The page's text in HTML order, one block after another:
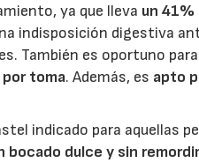
ya que lleva un
indisposición digestiva
También es oportuno
por toma. Además, es apto
indicado para aquellas
bocado dulce y sin